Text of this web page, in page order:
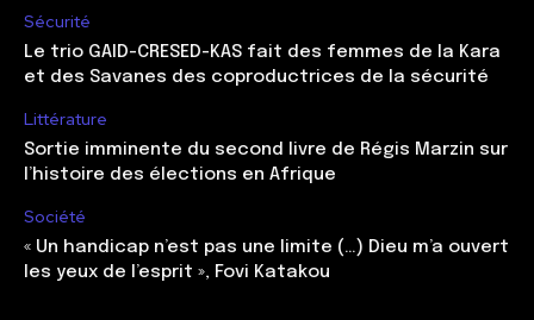
Sécurité
Le trio GAID-CRESED-KAS fait des femmes de la Kara
et des Savanes des coproductrices de la sécurité
Littérature
Sortie imminente du second livre de Régis Marzin sur
l’histoire des élections en Afrique
Société
« Un handicap n’est pas une limite (…) Dieu m’a ouvert
les yeux de l’esprit », Fovi Katakou